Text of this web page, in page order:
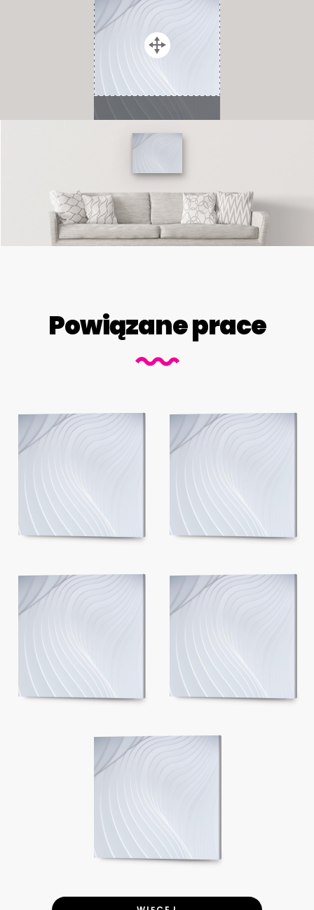
Powiązane prace